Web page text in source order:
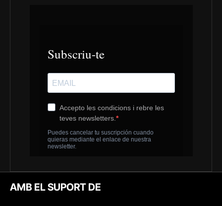
AMB EL SUPORT DE